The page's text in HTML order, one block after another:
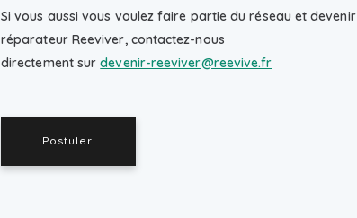
Si vous aussi vous voulez faire partie du réseau et devenir
réparateur Reeviver, contactez-nous
directement surdevenir-reeviver@reevive.fr
Postuler